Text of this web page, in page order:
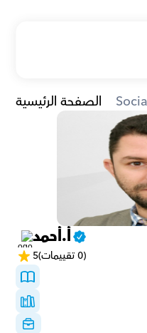
الصفحة الرئيسية
أ.أحمد
5 (0 تقييمات)